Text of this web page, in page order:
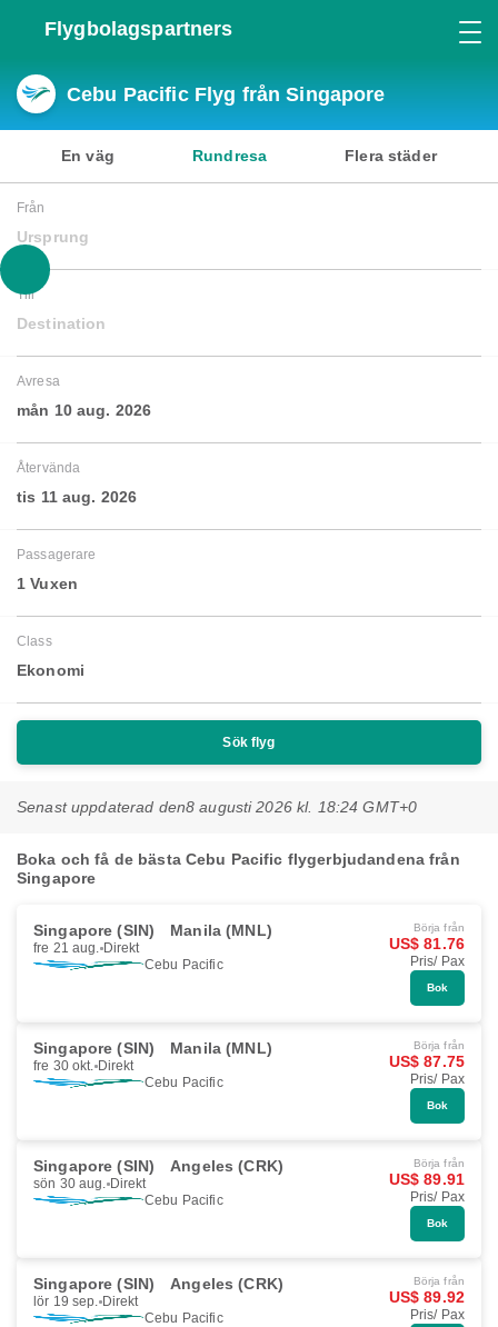
Flygbolagspartners
Cebu Pacific Flyg från Singapore
En väg Rundresa Flera städer
Från
Ursprung
Till
Destination
Avresa
mån 10 aug. 2026
Återvända
tis 11 aug. 2026
Passagerare
1 Vuxen
Class
Ekonomi
Sök flyg
Senast uppdaterad den8 augusti 2026 kl. 18:24 GMT+0
Boka och få de bästa Cebu Pacific flygerbjudandena från
Singapore
Singapore (SIN) Manila (MNL)
fre 21 aug. Direkt
Cebu Pacific
Börja från
US$ 81.76
Pris/ Pax
Bok
Singapore (SIN) Manila (MNL)
fre 30 okt. Direkt
Cebu Pacific
Börja från
US$ 87.75
Pris/ Pax
Bok
Singapore (SIN) Angeles (CRK)
sön 30 aug. Direkt
Cebu Pacific
Börja från
US$ 89.91
Pris/ Pax
Bok
Singapore (SIN) Angeles (CRK)
lör 19 sep. Direkt
Cebu Pacific
Börja från
US$ 89.92
Pris/ Pax